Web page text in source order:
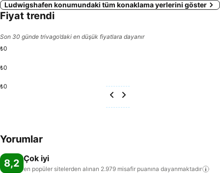
Ludwigshafen konumundaki tüm konaklama yerlerini göster
Fiyat trendi
Son 30 günde trivago’daki en düşük fiyatlara dayanır
₺0
₺0
₺0
Yorumlar
8,2 Çok iyi
en popüler sitelerden alınan 2.979 misafir puanına dayanmaktadır